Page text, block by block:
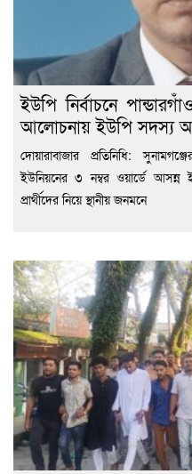
ইউপি নির্বাচনে
আলোচনায় ইউপি সদস্য
দোয়ারাবাজার প্রতিনিধি:
ইউনিয়নের ৩ নম্বর ওয়ার্ডে আসন্ন
প্রার্থীদের নিয়ে স্থানীয় জনমনে